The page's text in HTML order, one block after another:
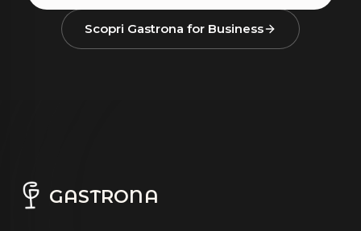
Scopri Gastrona for Business
GASTRONA